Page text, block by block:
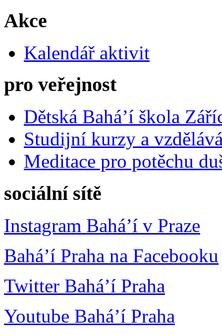
Akce
Kalendář aktivit
pro veřejnost
Dětská Bahá’í škola
Studijní kurzy a
Meditace pro potěchu
sociální sítě
Instagram Bahá’í v Praze
Bahá’í Praha na Facebooku
Twitter Bahá’í Praha
Youtube Bahá’í Praha